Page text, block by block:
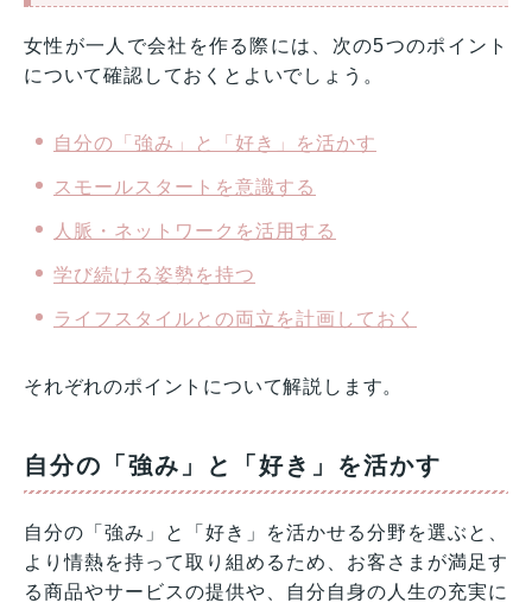
女性が一人で会社を作る際には、次の5つのポイント
について確認しておくとよいでしょう。
自分の「強み」と「好き」を活かす
スモールスタートを意識する
人脈・ネットワークを活用する
学び続ける姿勢を持つ
ライフスタイルとの両立を計画しておく
それぞれのポイントについて解説します。
自分の「強み」と「好き」を活かす
自分の「強み」と「好き」を活かせる分野を選ぶと、
より情熱を持って取り組めるため、お客さまが満足す
る商品やサービスの提供や、自分自身の人生の充実に